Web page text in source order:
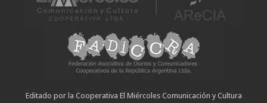
Editado por la Cooperativa El Miércoles Comunicación y Cultura